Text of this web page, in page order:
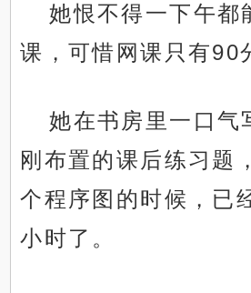
她恨不得一下午都
课，可惜网课只有90
她在书房里一口气
刚布置的课后练习题
个程序图的时候，已
小时了。